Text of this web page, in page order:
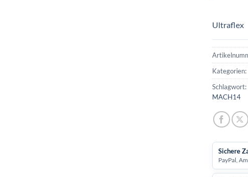
Ultraflex
Kategorien:
Schlagwort:
MACH14
Sichere
PayPal,